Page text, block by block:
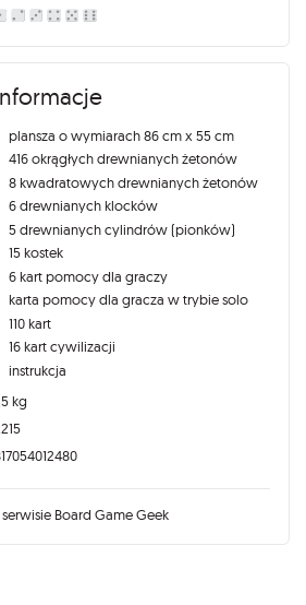
plansza o wymiarach 86 cm x 55 cm
416 okrągłych drewnianych żetonów
8 kwadratowych drewnianych żetonów
6 drewnianych klocków
5 drewnianych cylindrów (pionków)
15 kostek
6 kart pomocy dla graczy
karta pomocy dla gracza w trybie solo
110 kart
16 kart cywilizacji
instrukcja
kg
Board Game Geek